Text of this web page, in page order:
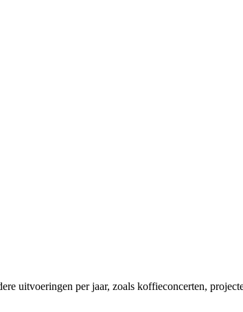
uitvoeringen per jaar, zoals koffieconcerten,